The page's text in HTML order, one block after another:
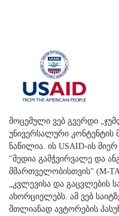
მოცემული ვებ გვერდი
უნივერსალური კონტენტის
ნაწილია. ის USAID-ის
"მედია გამჭვირვალე და
მმართველობისთვის" (M-
„კვლევისა და გაცვლების
ახორციელებს. ამ ვებ
მთლიანად ავტორების